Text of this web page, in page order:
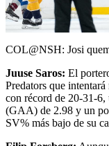
COL@NSH: Josi
Juuse Saros: El
Predators que
con récord de 20-31-
(GAA) de 2.98 y un
SV% más bajo de su